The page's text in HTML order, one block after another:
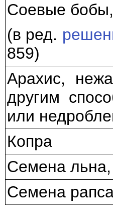
Соевые
(в ред.
859)
Арахис,
другим
или
Копра
Семена
Семена